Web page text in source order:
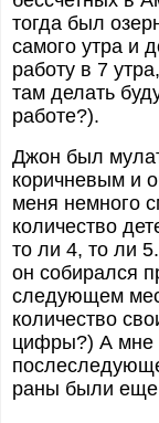
тогда был
самого утра и
работу в 7
там делать
работе?).
Джон был
коричневым и
меня немного
количество
то ли 4, то ли
он собирался
следующем
количество
цифры?) А мне
раны были еще